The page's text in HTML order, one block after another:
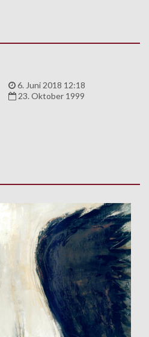
6. Juni 2018 12:18
23. Oktober 1999